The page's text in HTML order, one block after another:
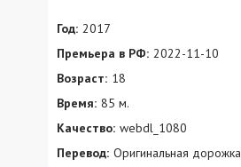
Год: 2017
Премьера в РФ: 2022-11-10
Возраст: 18
Время: 85 м.
Качество: webdl_1080
Перевод: Оригинальная дорожка